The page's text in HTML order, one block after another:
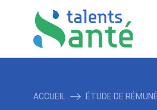
ACCUEIL ÉTUDE DE